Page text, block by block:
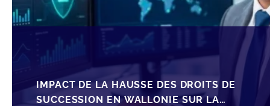
IMPACT DE LA HAUSSE DES DROITS DE
SUCCESSION EN WALLONIE SUR LA